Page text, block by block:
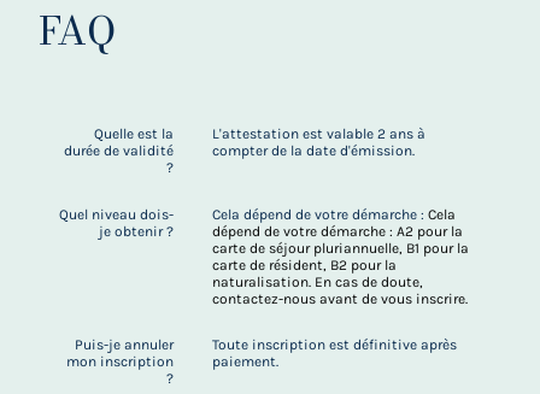
FAQ
Quelle est la
durée de validité
?
L'attestation est valable 2 ans à
compter de la date d'émission.
Quel niveau dois-
je obtenir ?
Cela dépend de votre démarche : Cela
dépend de votre démarche : A2 pour la
carte de séjour pluriannuelle, B1 pour la
carte de résident, B2 pour la
naturalisation. En cas de doute,
contactez-nous avant de vous inscrire.
Puis-je annuler
mon inscription
?
Toute inscription est définitive après
paiement.